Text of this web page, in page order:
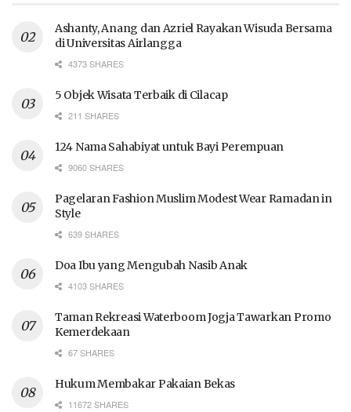
Ashanty, Anang dan Azriel Rayakan Wisuda Bersama
di Universitas Airlangga
4373 SHARES
5 Objek Wisata Terbaik di Cilacap
211 SHARES
124 Nama Sahabiyat untuk Bayi Perempuan
9060 SHARES
Pagelaran Fashion Muslim Modest Wear Ramadan in
Style
639 SHARES
Doa Ibu yang Mengubah Nasib Anak
4103 SHARES
Taman Rekreasi Waterboom Jogja Tawarkan Promo
Kemerdekaan
67 SHARES
Hukum Membakar Pakaian Bekas
11672 SHARES